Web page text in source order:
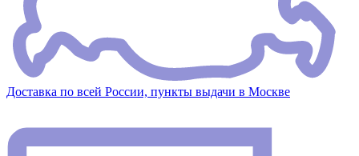
Доставка по всей России, пункты выдачи в Москве